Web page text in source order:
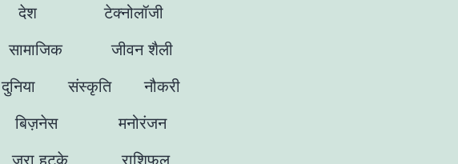
देश
टेक्नोलॉजी
सामाजिक
जीवन शैली
दुनिया
संस्कृति
नौकरी
बिज़नेस
मनोरंजन
जरा हटके
राशिफल